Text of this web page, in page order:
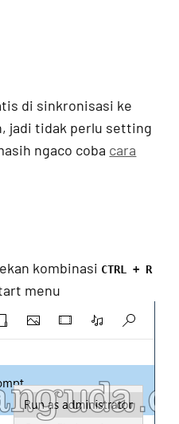
di sinkronisasi ke
jadi tidak perlu setting
ngaco coba cara
kombinasi CTRL + R
menu